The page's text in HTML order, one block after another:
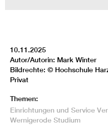
10.11.2025
Autor/Autorin: Mark Winter
Bildrechte: © Hochschule
Privat
Themen:
Einrichtungen und Service
Wernigerode Studium